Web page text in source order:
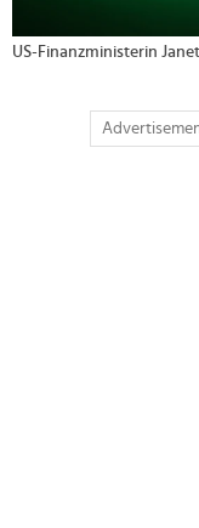
US-Finanzministerin